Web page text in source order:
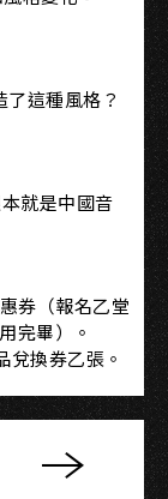
這種風格？
就是中國音
券（報名乙堂
完畢）。
換券乙張。